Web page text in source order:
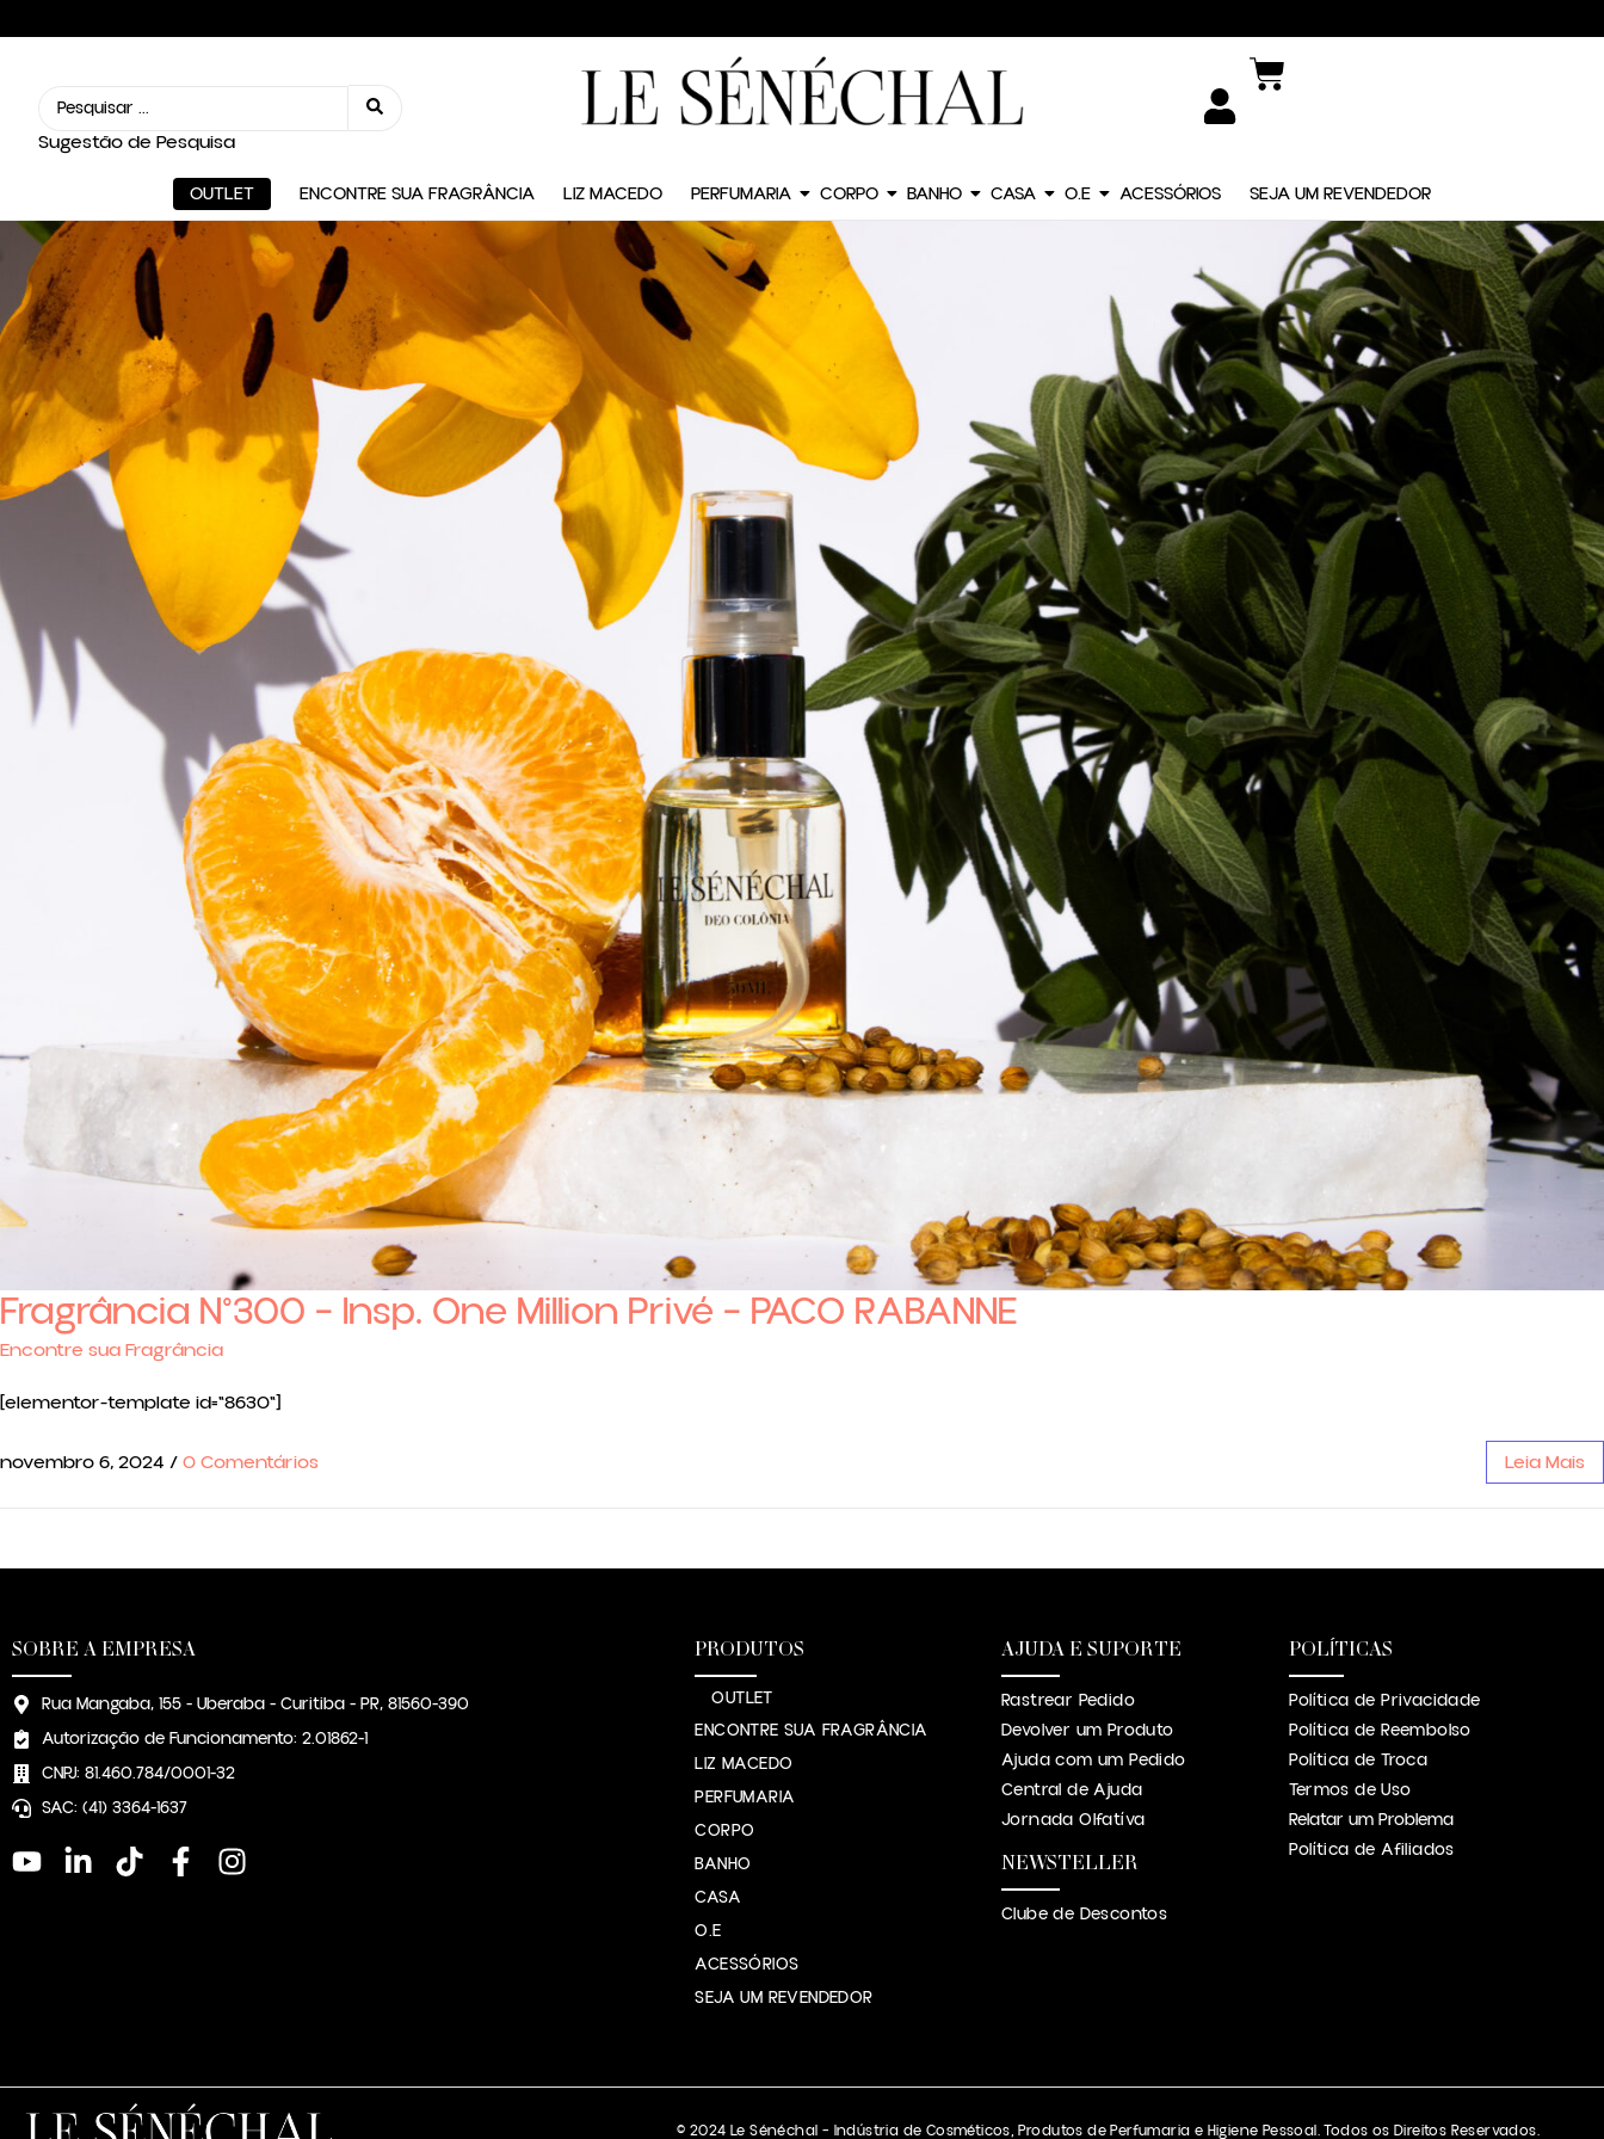
Sugestão de Pesquisa
OUTLET ENCONTRE SUA FRAGRÂNCIA LIZ MACEDO PERFUMARIA CORPO BANHO CASA O.E ACESSÓRIOS SEJA UM REVENDEDOR
Fragrância N°300 – Insp. One Million Privé – PACO RABANNE
Encontre sua Fragrância
[elementor-template id="8630"]
novembro 6, 2024 /0 Comentários Leia Mais
SOBRE A EMPRESA
Rua Mangaba, 155 - Uberaba - Curitiba - PR, 81560-390
Autorização de Funcionamento: 2.01862-1
CNPJ: 81.460.784/0001-32
SAC: (41) 3364-1637
PRODUTOS
OUTLET
ENCONTRE SUA FRAGRÂNCIA
LIZ MACEDO
PERFUMARIA
CORPO
BANHO
CASA
O.E
ACESSÓRIOS
SEJA UM REVENDEDOR
AJUDA E SUPORTE
Rastrear Pedido
Devolver um Produto
Ajuda com um Pedido
Central de Ajuda
Jornada Olfatíva
NEWSTELLER
Clube de Descontos
POLÍTICAS
Política de Privacidade
Política de Reembolso
Política de Troca
Termos de Uso
Relatar um Problema
Política de Afiliados
© 2024 Le Sénéchal – Indústria de Cosméticos, Produtos de Perfumaria e Higiene Pessoal. Todos os Direitos Reservados.